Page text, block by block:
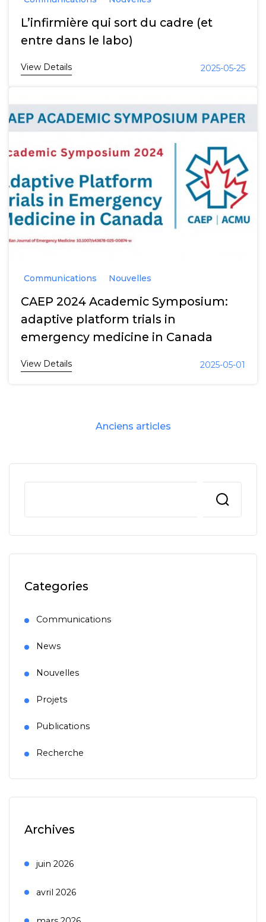
L’infirmière qui sort du cadre (et
entre dans le labo)
View Details 2025-05-25
Communications Nouvelles
CAEP 2024 Academic Symposium:
adaptive platform trials in
emergency medicine in Canada
View Details 2025-05-01
Navigation
articles
Anciens articles
Categories
Communications
News
Nouvelles
Projets
Publications
Recherche
Archives
juin 2026
avril 2026